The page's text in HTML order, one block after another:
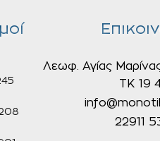
Λεωφ. Αγίας
ΤΚ 19
22911